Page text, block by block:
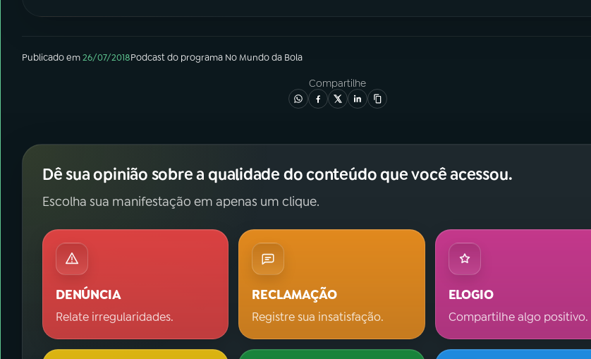
Publicado em26/07/2018Podcastdo programa No Mundo da Bola
Compartilhe
Dê sua opinião sobre a qualidade do conteúdo que você acessou.
Escolha sua manifestação em apenas um clique.
DENÚNCIA
Relate irregularidades.
RECLAMAÇÃO
Registre sua insatisfação.
ELOGIO
Compartilhe algo positivo.